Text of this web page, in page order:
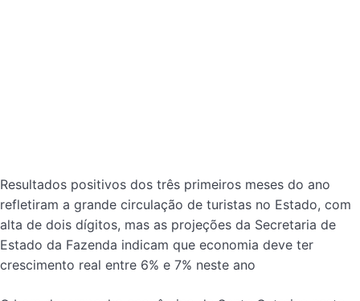
Resultados positivos dos três primeiros meses do ano
refletiram a grande circulação de turistas no Estado, com
alta de dois dígitos, mas as projeções da Secretaria de
Estado da Fazenda indicam que economia deve ter
crescimento real entre 6% e 7% neste ano